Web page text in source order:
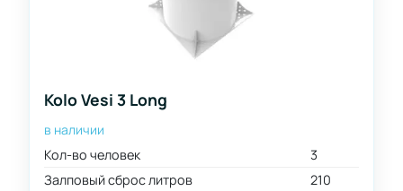
Kolo Vesi 3 Long
в наличии
Кол-во человек
3
Залповый сброс литров
210